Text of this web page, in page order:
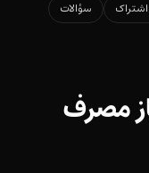
سؤالات
مصرف